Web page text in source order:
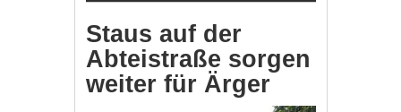
Staus auf der
Abteistraße sorgen
weiter für Ärger